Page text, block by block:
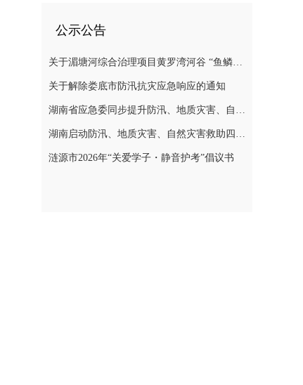
公示公告
关于湄塘河综合治理项目黄罗湾河谷 “鱼鳞坝”区域不对外开放的公告
关于解除娄底市防汛抗灾应急响应的通知
湖南省应急委同步提升防汛、地质灾害、自然灾害救助应急响应至三级
湖南启动防汛、地质灾害、自然灾害救助四级应急响应
涟源市2026年“关爱学子・静音护考”倡议书